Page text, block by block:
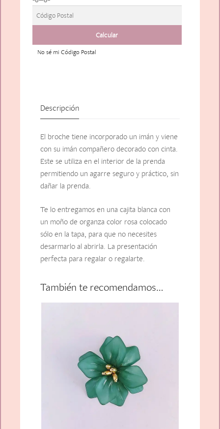
No sé mi Código Postal
Descripción
El broche tiene incorporado un imán y viene
con su imán compañero decorado con cinta.
Este se utiliza en el interior de la prenda
permitiendo un agarre seguro y práctico, sin
dañar la prenda.
Te lo entregamos en una cajita blanca con
un moño de organza color rosa colocado
sólo en la tapa, para que no necesites
desarmarlo al abrirla. La presentación
perfecta para regalar o regalarte.
También te recomendamos…